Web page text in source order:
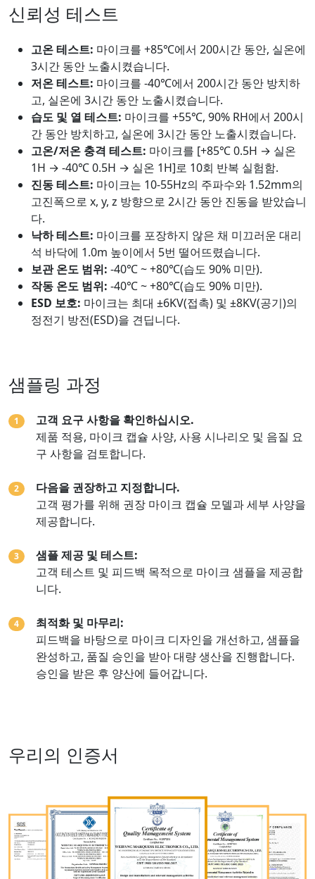
신뢰성 테스트
고온 테스트: 마이크를 +85℃에서 200시간 동안, 실온에
3시간 동안 노출시켰습니다.
저온 테스트: 마이크를 -40℃에서 200시간 동안 방치하
고, 실온에 3시간 동안 노출시켰습니다.
습도 및 열 테스트: 마이크를 +55℃, 90% RH에서 200시
간 동안 방치하고, 실온에 3시간 동안 노출시켰습니다.
고온/저온 충격 테스트: 마이크를 [+85℃ 0.5H → 실온
1H → -40℃ 0.5H → 실온 1H]로 10회 반복 실험함.
진동 테스트: 마이크는 10-55Hz의 주파수와 1.52mm의
고진폭으로 x, y, z 방향으로 2시간 동안 진동을 받았습니
다.
낙하 테스트: 마이크를 포장하지 않은 채 미끄러운 대리
석 바닥에 1.0m 높이에서 5번 떨어뜨렸습니다.
보관 온도 범위: -40℃ ~ +80℃(습도 90% 미만).
작동 온도 범위: -40℃ ~ +80℃(습도 90% 미만).
ESD 보호: 마이크는 최대 ±6KV(접촉) 및 ±8KV(공기)의
정전기 방전(ESD)을 견딥니다.
샘플링 과정
1
고객 요구 사항을 확인하십시오.
제품 적용, 마이크 캡슐 사양, 사용 시나리오 및 음질 요
구 사항을 검토합니다.
2
다음을 권장하고 지정합니다.
고객 평가를 위해 권장 마이크 캡슐 모델과 세부 사양을
제공합니다.
3
샘플 제공 및 테스트:
고객 테스트 및 피드백 목적으로 마이크 샘플을 제공합
니다.
4
최적화 및 마무리:
피드백을 바탕으로 마이크 디자인을 개선하고, 샘플을
완성하고, 품질 승인을 받아 대량 생산을 진행합니다.
승인을 받은 후 양산에 들어갑니다.
우리의 인증서